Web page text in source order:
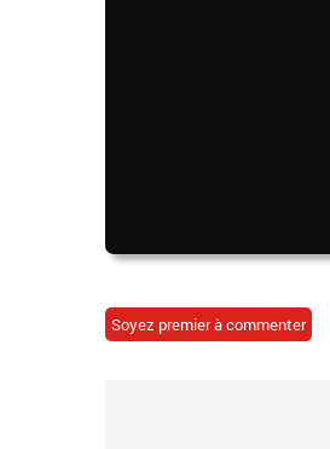
Soyez premier à commenter